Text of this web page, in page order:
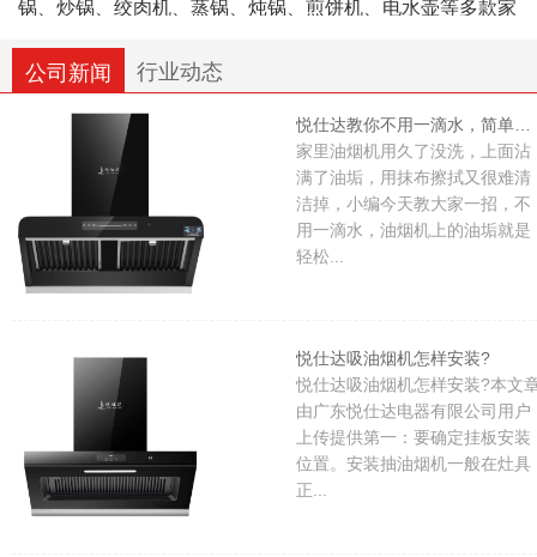
锅、炒锅、绞肉机、蒸锅、炖锅、煎饼机、电水壶等多款家
对应的合规资质认证。公司组建专职技术工艺班组与市场运
营团队，各岗位相互配合协作，企业整体经营规模逐年平稳
悦仕达电器依托成熟制作工艺打磨产品，持续完善产品
品类与细节，始终以用户满意作为服务导向，希望借助实用
的厨卫好物，让国内家庭的烹饪日常更加便捷、健康、舒
公司新闻 行业动态
家里油烟机用久了没洗，上面沾
满了油垢，用抹布擦拭又很难清
洁掉，小编今天教大家一招，不
用一滴水，油烟机上的油垢就是
轻松...
悦仕达吸油烟机怎样安装?
悦仕达吸油烟机怎样安装?本文
由广东悦仕达电器有限公司用户
上传提供第一：要确定挂板安装
位置。安装抽油烟机一般在灶具
正...